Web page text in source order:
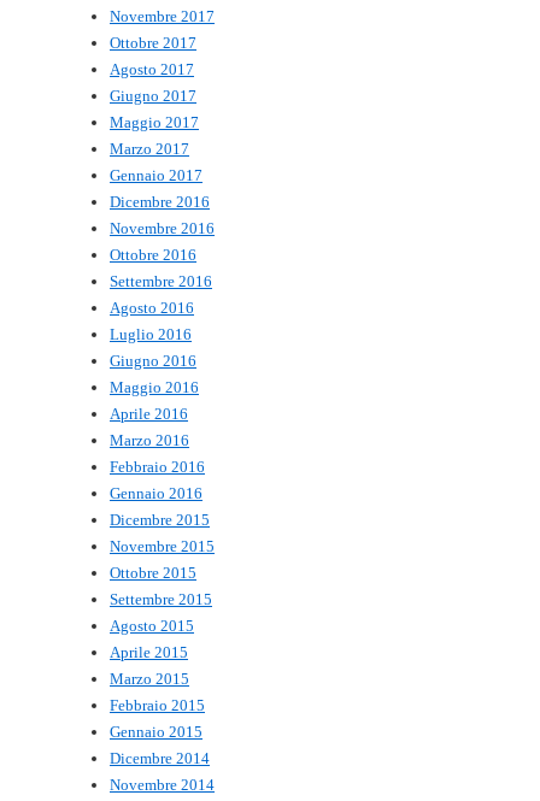
Novembre 2017
Ottobre 2017
Agosto 2017
Giugno 2017
Maggio 2017
Marzo 2017
Gennaio 2017
Dicembre 2016
Novembre 2016
Ottobre 2016
Settembre 2016
Agosto 2016
Luglio 2016
Giugno 2016
Maggio 2016
Aprile 2016
Marzo 2016
Febbraio 2016
Gennaio 2016
Dicembre 2015
Novembre 2015
Ottobre 2015
Settembre 2015
Agosto 2015
Aprile 2015
Marzo 2015
Febbraio 2015
Gennaio 2015
Dicembre 2014
Novembre 2014